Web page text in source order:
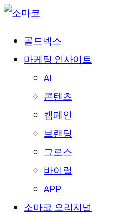
골드넥스
마케팅 인사이트
AI
콘텐츠
캠페인
브랜딩
그로스
바이럴
APP
소마코 오리지널